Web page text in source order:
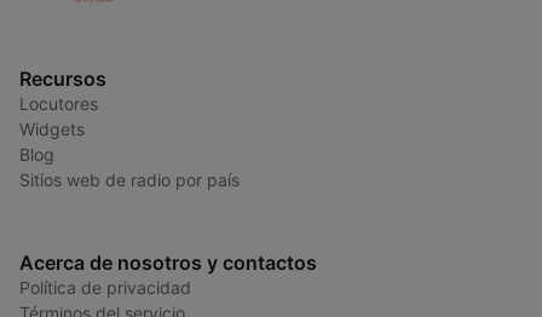
Recursos
Locutores
Widgets
Blog
Sitios web de radio por país
Acerca de nosotros y contactos
Política de privacidad
Términos del servicio